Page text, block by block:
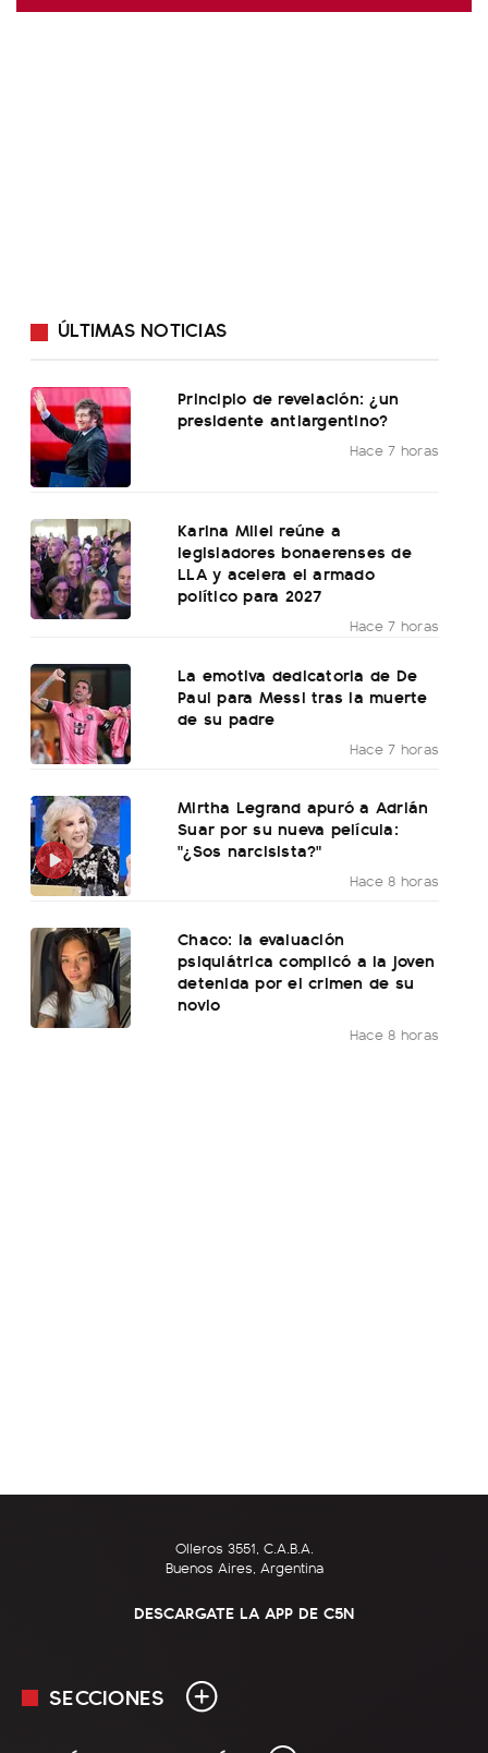
ÚLTIMAS NOTICIAS
Principio de revelación: ¿un
presidente antiargentino?
Hace 7 horas
Karina Milei reúne a
legisladores bonaerenses de
LLA y acelera el armado
político para 2027
Hace 7 horas
La emotiva dedicatoria de De
Paul para Messi tras la muerte
de su padre
Hace 7 horas
Mirtha Legrand apuró a Adrián
Suar por su nueva película:
"¿Sos narcisista?"
Hace 8 horas
Chaco: la evaluación
psiquiátrica complicó a la joven
detenida por el crimen de su
novio
Hace 8 horas
Olleros 3551, C.A.B.A.
Buenos Aires, Argentina
DESCARGATE LA APP DE C5N
SECCIONES